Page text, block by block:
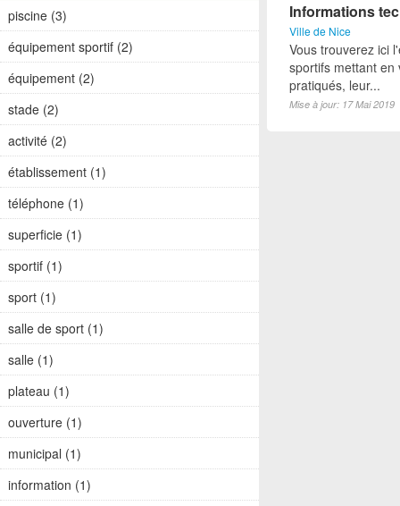
Informations
Ville de Nice
Vous trouverez ici
sportifs mettant en
pratiqués, leur...
Mise à jour: 17 Mai 2019
piscine (3)
équipement sportif (2)
équipement (2)
stade (2)
activité (2)
établissement (1)
téléphone (1)
superficie (1)
sportif (1)
sport (1)
salle de sport (1)
salle (1)
plateau (1)
ouverture (1)
municipal (1)
information (1)